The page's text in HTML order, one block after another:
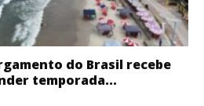
do Brasil recebe
temporada...